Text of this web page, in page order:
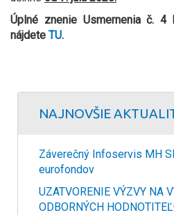
Úplné znenie Usmernenia č.
nájdete TU.
NAJNOVŠIE
Záverečný Infoservis MH
eurofondov
UZATVORENIE VÝZVY NA
ODBORNÝCH